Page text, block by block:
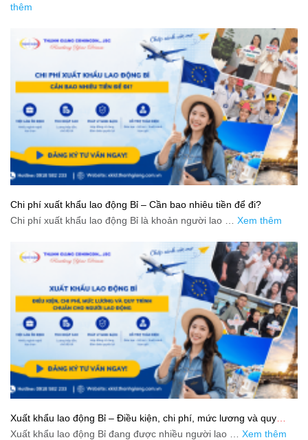
thêm
Chi phí xuất khẩu lao động Bỉ – Cần bao nhiêu tiền để đi?
Chi phí xuất khẩu lao động Bỉ là khoản người lao … Xem thêm
Xuất khẩu lao động Bỉ – Điều kiện, chi phí, mức lương và quy
trình chuẩn cho người lao động
Xuất khẩu lao động Bỉ đang được nhiều người lao … Xem thêm